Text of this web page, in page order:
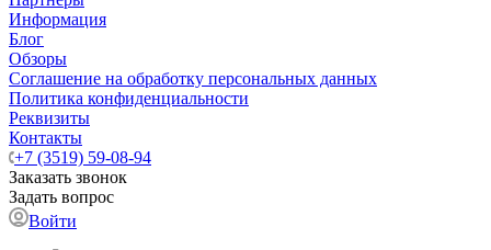
Информация
Блог
Обзоры
Соглашение на обработку персональных данных
Политика конфиденциальности
Реквизиты
Контакты
+7 (3519) 59-08-94
Заказать звонок
Задать вопрос
Войти